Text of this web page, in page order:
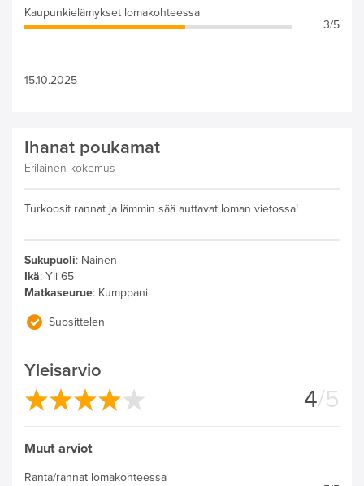
Kaupunkielämykset lomakohteessa
3/5
15.10.2025
Ihanat poukamat
Erilainen kokemus
Turkoosit rannat ja lämmin sää auttavat loman vietossa!
Sukupuoli: Nainen
Ikä: Yli 65
Matkaseurue: Kumppani
Suosittelen
Yleisarvio
4/5
Muut arviot
Ranta/rannat lomakohteessa